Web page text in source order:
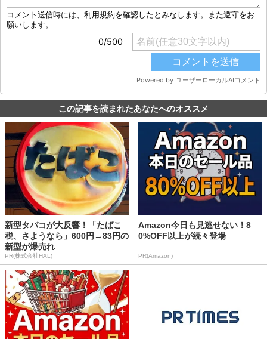
この記事を読まれたあなたへのオススメ
新型タバコが大反響！「たばこ
税、さようなら」600円→83円の
新型が爆売れ
PR(株式会社HAL)
Amazon今日も見逃せない！8
0%OFF以上が続々登場
PR(Amazon)